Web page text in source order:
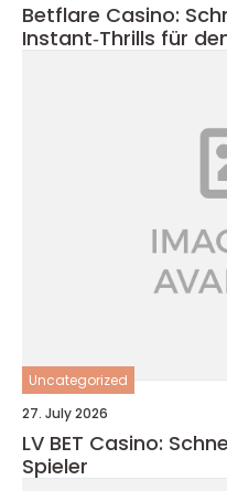
Betflare Casino:
Instant‑Thrills für
Uncategorized
27. July 2026
LV BET Casino:
Spieler